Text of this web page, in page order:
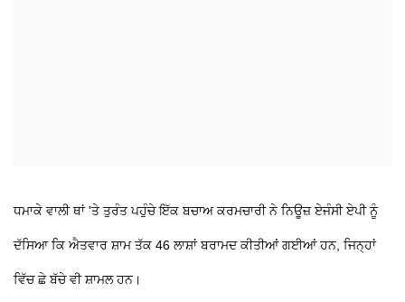
ਧਮਾਕੇ ਵਾਲੀ ਥਾਂ 'ਤੇ ਤੁਰੰਤ ਪਹੁੰਚੇ ਇੱਕ ਬਚਾਅ ਕਰਮਚਾਰੀ ਨੇ ਨਿਊਜ਼ ਏਜੰਸੀ ਏਪੀ ਨੂੰ
ਦੱਸਿਆ ਕਿ ਐਤਵਾਰ ਸ਼ਾਮ ਤੱਕ 46 ਲਾਸ਼ਾਂ ਬਰਾਮਦ ਕੀਤੀਆਂ ਗਈਆਂ ਹਨ, ਜਿਨ੍ਹਾਂ
ਵਿੱਚ ਛੇ ਬੱਚੇ ਵੀ ਸ਼ਾਮਲ ਹਨ।